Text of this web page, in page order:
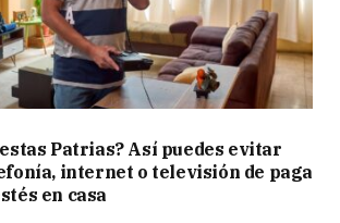
Patrias? Así puedes evitar
internet o televisión de paga
en casa